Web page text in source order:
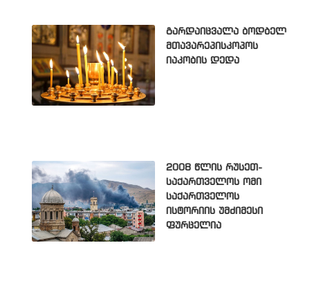
გარდაიცვალა ბოდბელ
მთავარეპისკოპოს
იაკობის დედა
2008 წლის რუსეთ-
საქართველოს ომი
საქართველოს
ისტორიის უმძიმესი
ფურცელია